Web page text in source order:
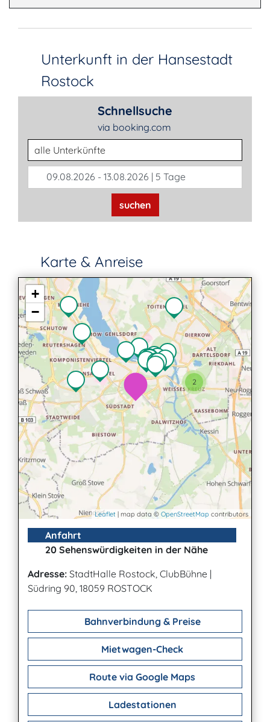
Unterkunft in der Hansestadt
Rostock
Schnellsuche
via booking.com
Unterkunftsart
09.08.2026 - 13.08.2026 | 5 Tage
suchen
Karte & Anreise
2
+
−
Leaflet | map data © OpenStreetMap contributors
Anfahrt
20 Sehenswürdigkeiten in der Nähe
Adresse: StadtHalle Rostock, ClubBühne |
Südring 90, 18059 ROSTOCK
Bahnverbindung & Preise
Mietwagen-Check
Route via Google Maps
Ladestationen